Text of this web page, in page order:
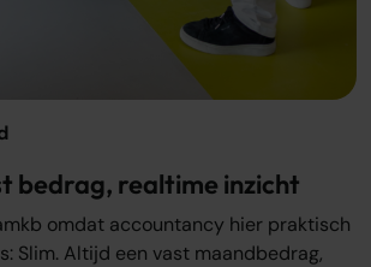
bedrag, realtime inzicht
omdat accountancy hier praktisch
Slim. Altijd een vast maandbedrag,